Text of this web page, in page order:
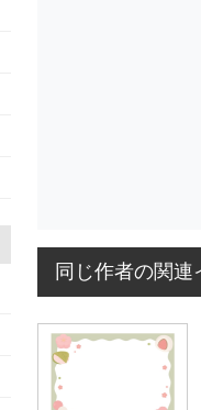
同じ作者の関連